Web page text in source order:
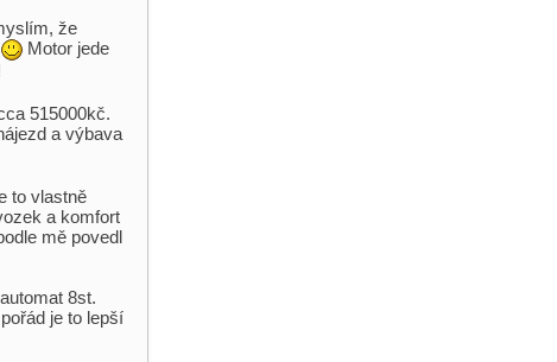
že
Motor jede
515000kč.
a výbava
to vlastně
a komfort
mě povedl
8st.
je to lepší